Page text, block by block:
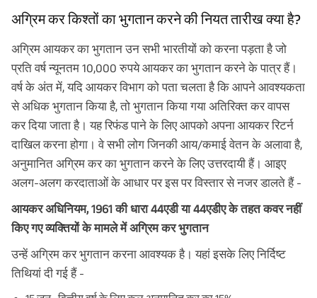
अग्रिम कर किश्तों का भुगतान करने की नियत तारीख क्या है?
अग्रिम आयकर का भुगतान उन सभी भारतीयों को करना पड़ता है जो
प्रति वर्ष न्यूनतम 10,000 रुपये आयकर का भुगतान करने के पात्र हैं।
वर्ष के अंत में, यदि आयकर विभाग को पता चलता है कि आपने आवश्यकता
से अधिक भुगतान किया है, तो भुगतान किया गया अतिरिक्त कर वापस
कर दिया जाता है। यह रिफंड पाने के लिए आपको अपना आयकर रिटर्न
दाखिल करना होगा। वे सभी लोग जिनकी आय/कमाई वेतन के अलावा है,
अनुमानित अग्रिम कर का भुगतान करने के लिए उत्तरदायी हैं। आइए
अलग-अलग करदाताओं के आधार पर इस पर विस्तार से नजर डालते हैं -
आयकर अधिनियम, 1961 की धारा 44एडी या 44एडीए के तहत कवर नहीं
किए गए व्यक्तियों के मामले में अग्रिम कर भुगतान
उन्हें अग्रिम कर भुगतान करना आवश्यक है। यहां इसके लिए निर्दिष्ट
तिथियां दी गई हैं -